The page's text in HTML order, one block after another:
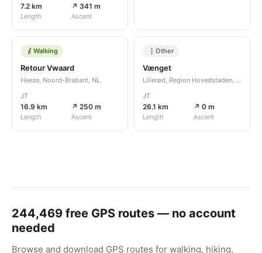
7.2 km
Length
↗ 341 m
Ascent
Walking
Retour Vwaard
Heeze, Noord-Brabant, NL
JT
16.9 km
Length
↗ 250 m
Ascent
Other
Vænget
Lillerød, Region Hovedstaden, DK
JT
26.1 km
Length
↗ 0 m
Ascent
244,469 free GPS routes — no account
needed
Browse and download GPS routes for walking, hiking,